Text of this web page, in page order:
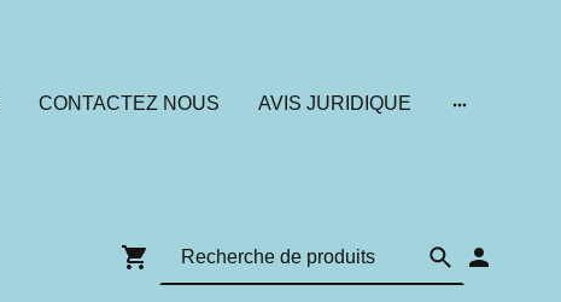
CONTACTEZ NOUS AVIS JURIDIQUE